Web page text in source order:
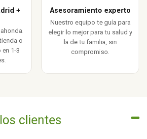
+
o
1-3
Asesoramiento experto
Nuestro equipo te guía para
elegir lo mejor para tu salud y
la de tu familia, sin
compromiso.
clientes